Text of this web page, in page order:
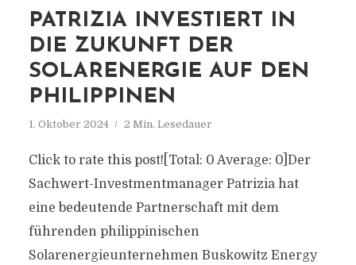
PATRIZIA INVESTIERT IN
DIE ZUKUNFT DER
SOLARENERGIE AUF DEN
PHILIPPINEN
1. Oktober 2024 2 Min. Lesedauer
Click to rate this post![Total: 0 Average: 0]Der
Sachwert-Investmentmanager Patrizia hat
eine bedeutende Partnerschaft mit dem
führenden philippinischen
Solarenergieunternehmen Buskowitz Energy